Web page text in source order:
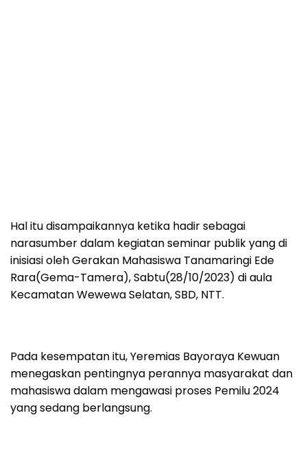
Hal itu disampaikannya ketika hadir sebagai
narasumber dalam kegiatan seminar publik yang di
inisiasi oleh Gerakan Mahasiswa Tanamaringi Ede
Rara(Gema-Tamera), Sabtu(28/10/2023) di aula
Kecamatan Wewewa Selatan, SBD, NTT.
Pada kesempatan itu, Yeremias Bayoraya Kewuan
menegaskan pentingnya perannya masyarakat dan
mahasiswa dalam mengawasi proses Pemilu 2024
yang sedang berlangsung.